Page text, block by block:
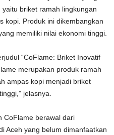
briket ramah lingkungan
kopi. Produk ini dikembangkan
memiliki nilai ekonomi tinggi.
“CoFlame: Briket Inovatif
merupakan produk ramah
ampas kopi menjadi briket
jelasnya.
CoFlame berawal dari
Aceh yang belum dimanfaatkan